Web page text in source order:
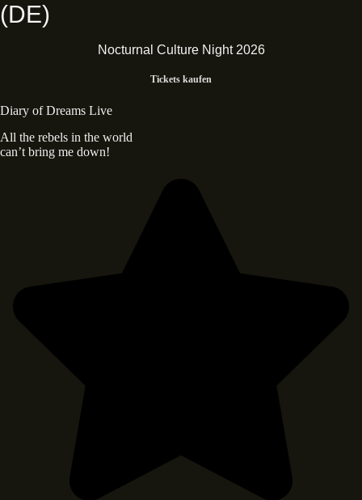
(DE)
Nocturnal Culture Night 2026
Tickets kaufen
Diary of Dreams Live
All the rebels in the world
can’t bring me down!